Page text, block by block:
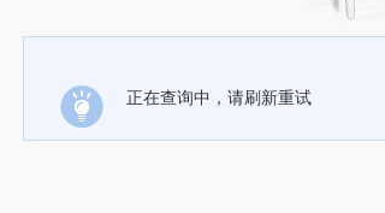
正在查询中，请刷新重试